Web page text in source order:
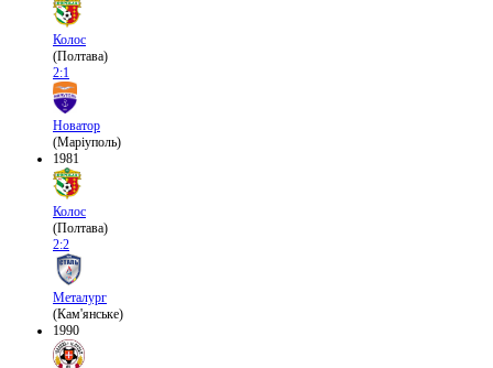
Колос
(Полтава)
2:1
Новатор
(Маріуполь)
1981
Колос
(Полтава)
2:2
Металург
(Кам'янське)
1990